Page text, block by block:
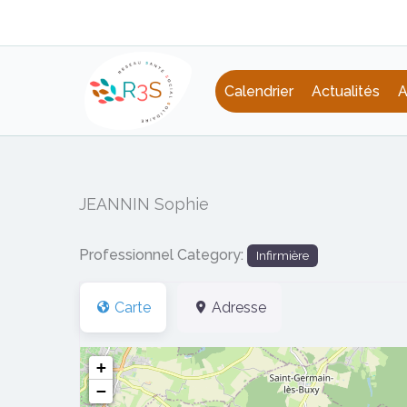
Calendrier Actualités
JEANNIN Sophie
Professionnel Category: Infirmière
Carte Adresse
+
−